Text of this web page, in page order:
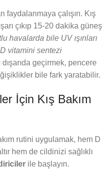
faydalanmaya çalışın. Kış
çıkıp 15-20 dakika güneş
havalarda bile UV ışınları
vitamini sentezi
dışarıda geçirmek, pencere
bile fark yaratabilir.
İçin Kış Bakım
rutini uygulamak, hem D
hem de cildinizi sağlıklı
ile başlayın.